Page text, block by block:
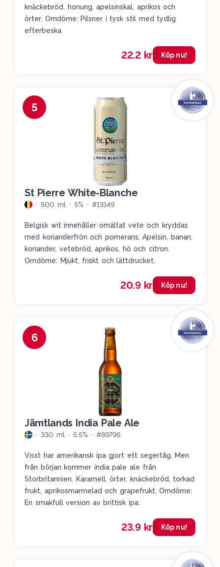
knäckebröd, honung, apelsinskal, aprikos och
örter. Omdöme: Pilsner i tysk stil med tydlig
efterbeska.
22.2 kr Köp nu!
5
St Pierre White-Blanche
500 ml 5% #13149
Belgisk wit innehåller omältat vete och kryddas
med korianderfrön och pomerans. Apelsin, banan,
koriander, vetebröd, aprikos, hö och citron.
Omdöme: Mjukt, friskt och lättdrucket.
20.9 kr Köp nu!
6
Jämtlands India Pale Ale
330 ml 5.5% #89796
Visst har amerikansk ipa gjort ett segertåg. Men
från början kommer india pale ale från
Storbritannien. Karamell, örter, knäckebröd, torkad
frukt, aprikosmarmelad och grapefrukt. Omdöme:
En smakfull version av brittisk ipa.
23.9 kr Köp nu!